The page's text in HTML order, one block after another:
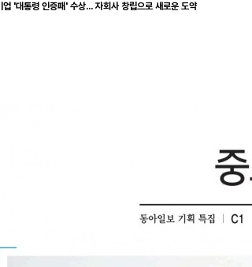
'대통령 인증패' 수상... 자회사 창립으로 새로운 도약